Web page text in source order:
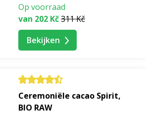
Op voorraad
van 202 Kč311 Kč
Bekijken
Ceremoniële cacao Spirit,
BIO RAW